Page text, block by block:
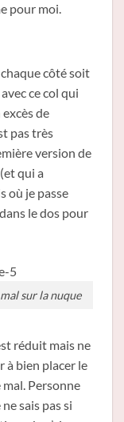
pour moi.
chaque côté soit
ce col qui
de
pas très
version de
qui a
où je passe
le dos pour
sur la nuque
réduit mais ne
à bien placer le
Personne
sais pas si